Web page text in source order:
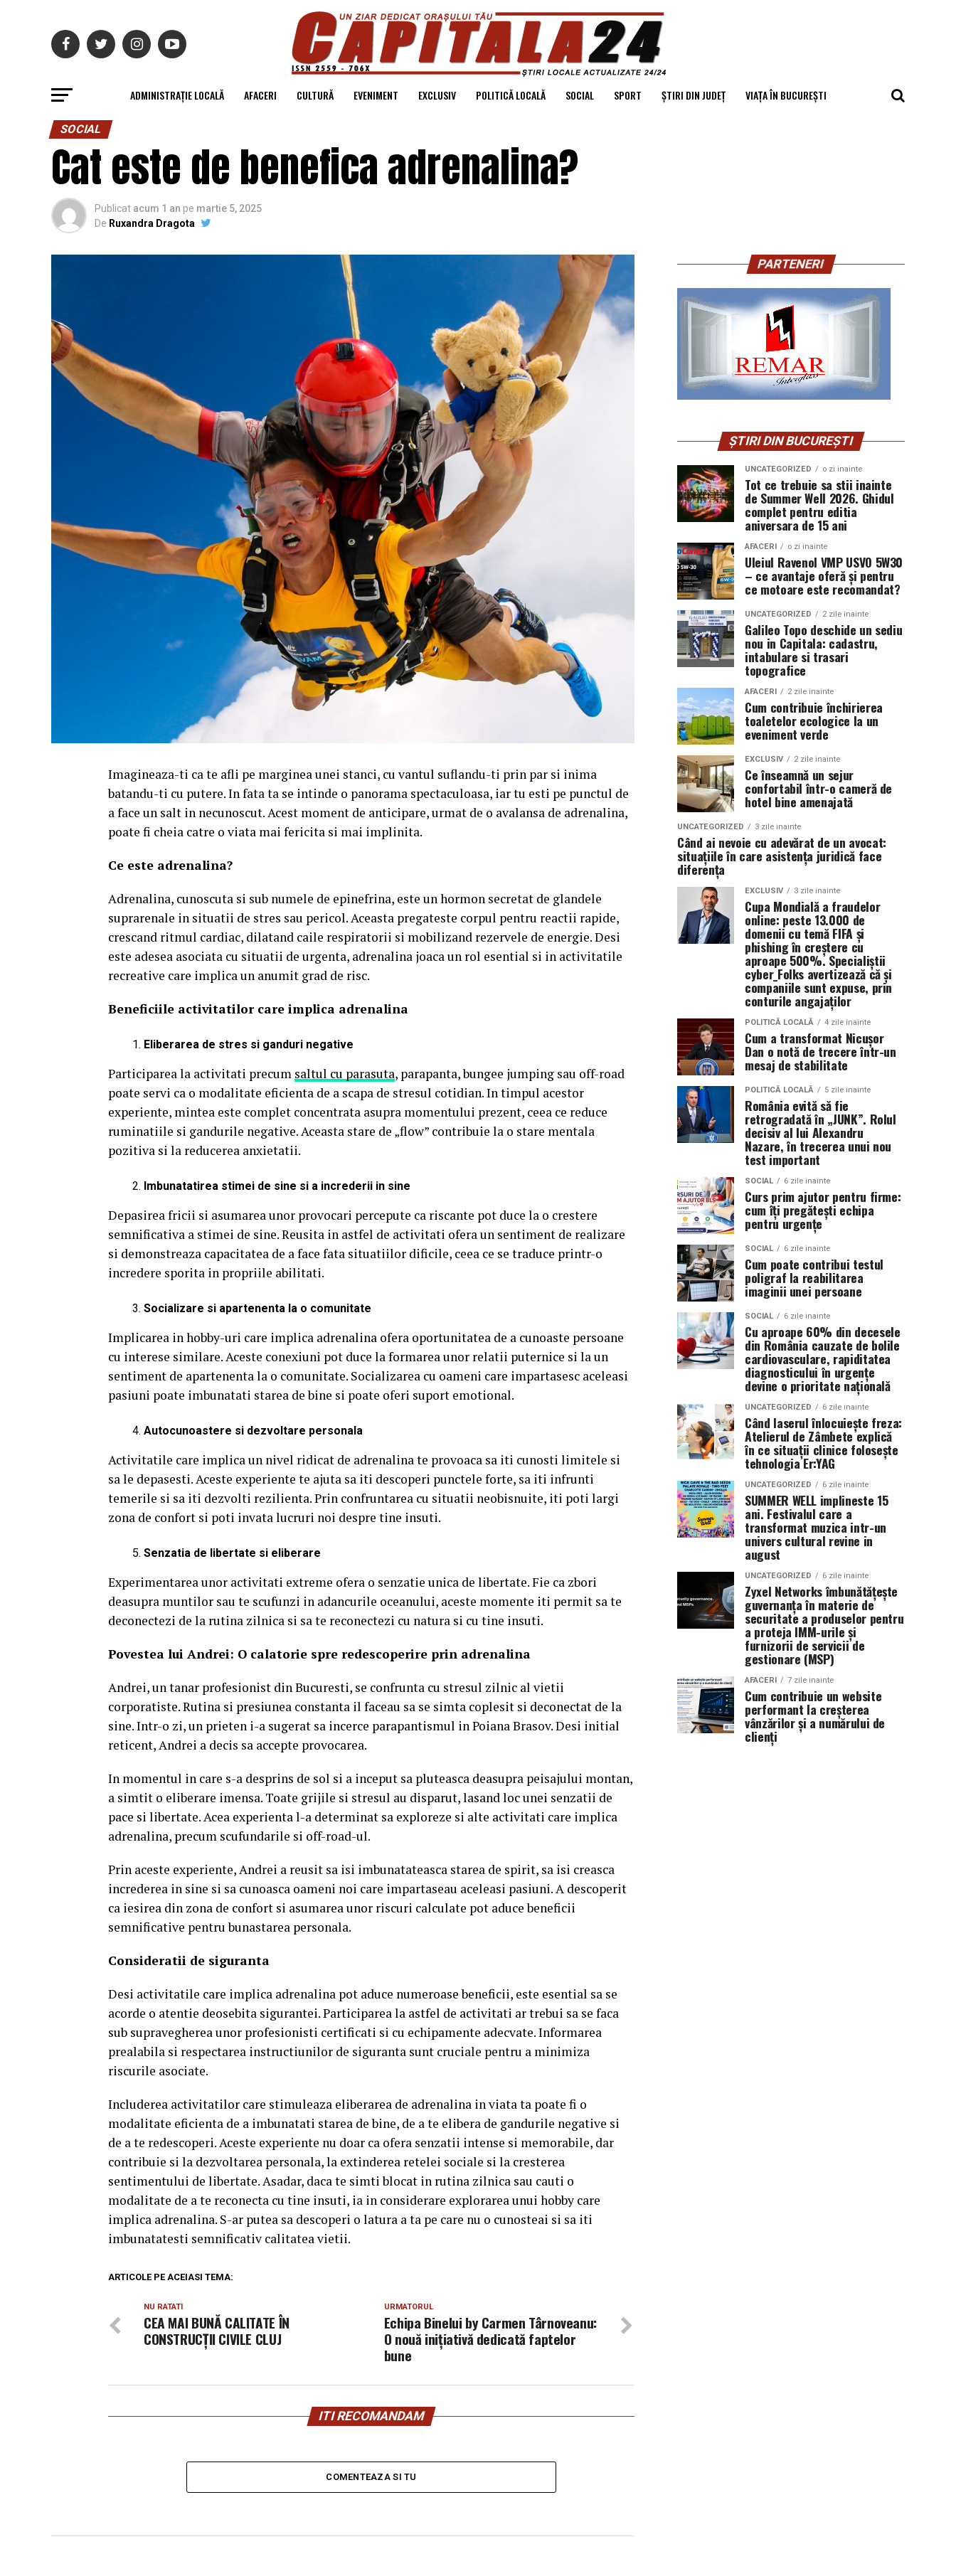
ADMINISTRAȚIE LOCALĂ AFACERI CULTURĂ EVENIMENT EXCLUSIV POLITICĂ LOCALĂ SOCIAL SPORT ȘTIRI DIN JUDEȚ VIAȚA ÎN BUCUREȘTI
SOCIAL
Cat este de benefica adrenalina?
Publicat acum 1 an pe martie 5, 2025
De Ruxandra Dragota
Imagineaza-ti ca te afli pe marginea unei stanci, cu vantul suflandu-ti prin par si inima
batandu-ti cu putere. In fata ta se intinde o panorama spectaculoasa, iar tu esti pe punctul de
a face un salt in necunoscut.Acest moment de anticipare, urmat de o avalansa de adrenalina,
poate fi cheia catre o viata mai fericita si mai implinita.
Ce este adrenalina?
Adrenalina, cunoscuta si sub numele de epinefrina, este un hormon secretat de glandele
suprarenale in situatii de stres sau pericol.Aceasta pregateste corpul pentru reactii rapide,
crescand ritmul cardiac, dilatand caile respiratorii si mobilizand rezervele de energie.Desi
este adesea asociata cu situatii de urgenta, adrenalina joaca un rol esential si in activitatile
recreative care implica un anumit grad de risc.
Beneficiile activitatilor care implica adrenalina
Eliberarea de stres si ganduri negative
Participarea la activitati precum saltul cu parasuta, parapanta, bungee jumping sau off-road
poate servi ca o modalitate eficienta de a scapa de stresul cotidian.In timpul acestor
experiente, mintea este complet concentrata asupra momentului prezent, ceea ce reduce
ruminatiile si gandurile negative.Aceasta stare de „flow” contribuie la o stare mentala
pozitiva si la reducerea anxietatii.
Imbunatatirea stimei de sine si a increderii in sine
Depasirea fricii si asumarea unor provocari percepute ca riscante pot duce la o crestere
semnificativa a stimei de sine.Reusita in astfel de activitati ofera un sentiment de realizare
si demonstreaza capacitatea de a face fata situatiilor dificile, ceea ce se traduce printr-o
incredere sporita in propriile abilitati.
Socializare si apartenenta la o comunitate
Implicarea in hobby-uri care implica adrenalina ofera oportunitatea de a cunoaste persoane
cu interese similare.Aceste conexiuni pot duce la formarea unor relatii puternice si la un
sentiment de apartenenta la o comunitate. Socializarea cu oameni care impartasesc aceleasi
pasiuni poate imbunatati starea de bine si poate oferi suport emotional.
Autocunoastere si dezvoltare personala
Activitatile care implica un nivel ridicat de adrenalina te provoaca sa iti cunosti limitele si
sa le depasesti.Aceste experiente te ajuta sa iti descoperi punctele forte, sa iti infrunti
temerile si sa iti dezvolti rezilienta.Prin confruntarea cu situatii neobisnuite, iti poti largi
zona de confort si poti invata lucruri noi despre tine insuti.
Senzatia de libertate si eliberare
Experimentarea unor activitati extreme ofera o senzatie unica de libertate.Fie ca zbori
deasupra muntilor sau te scufunzi in adancurile oceanului, aceste momente iti permit sa te
deconectezi de la rutina zilnica si sa te reconectezi cu natura si cu tine insuti.
Povestea lui Andrei: O calatorie spre redescoperire prin adrenalina
Andrei, un tanar profesionist din Bucuresti, se confrunta cu stresul zilnic al vietii
corporatiste.Rutina si presiunea constanta il faceau sa se simta coplesit si deconectat de la
sine.Intr-o zi, un prieten i-a sugerat sa incerce parapantismul in Poiana Brasov. Desi initial
reticent, Andrei a decis sa accepte provocarea.​
In momentul in care s-a desprins de sol si a inceput sa pluteasca deasupra peisajului montan,
a simtit o eliberare imensa. Toate grijile si stresul au disparut, lasand loc unei senzatii de
pace si libertate.Acea experienta l-a determinat sa exploreze si alte activitati care implica
adrenalina, precum scufundarile si off-road-ul.
Prin aceste experiente, Andrei a reusit sa isi imbunatateasca starea de spirit, sa isi creasca
increderea in sine si sa cunoasca oameni noi care impartaseau aceleasi pasiuni.A descoperit
ca iesirea din zona de confort si asumarea unor riscuri calculate pot aduce beneficii
semnificative pentru bunastarea personala.
Consideratii de siguranta
Desi activitatile care implica adrenalina pot aduce numeroase beneficii, este esential sa se
acorde o atentie deosebita sigurantei.Participarea la astfel de activitati ar trebui sa se faca
sub supravegherea unor profesionisti certificati si cu echipamente adecvate.Informarea
prealabila si respectarea instructiunilor de siguranta sunt cruciale pentru a minimiza
riscurile asociate.
Includerea activitatilor care stimuleaza eliberarea de adrenalina in viata ta poate fi o
modalitate eficienta de a imbunatati starea de bine, de a te elibera de gandurile negative si
de a te redescoperi.Aceste experiente nu doar ca ofera senzatii intense si memorabile, dar
contribuie si la dezvoltarea personala, la extinderea retelei sociale si la cresterea
sentimentului de libertate.Asadar, daca te simti blocat in rutina zilnica sau cauti o
modalitate de a te reconecta cu tine insuti, ia in considerare explorarea unui hobby care
implica adrenalina. S-ar putea sa descoperi o latura a ta pe care nu o cunosteai si sa iti
imbunatatesti semnificativ calitatea vietii.
ARTICOLE PE ACEIASI TEMA:
URMATORUL
Echipa Binelui by Carmen Târnoveanu:
O nouă inițiativă dedicată faptelor
bune
NU RATATI
CEA MAI BUNĂ CALITATE ÎN
CONSTRUCȚII CIVILE CLUJ
ITI RECOMANDAM
COMENTEAZA SI TU
PARTENERI
ȘTIRI DIN BUCUREȘTI
UNCATEGORIZED o zi inainte
Tot ce trebuie sa stii inainte
de Summer Well 2026. Ghidul
complet pentru editia
aniversara de 15 ani
AFACERI o zi inainte
Uleiul Ravenol VMP USVO 5W30
– ce avantaje oferă și pentru
ce motoare este recomandat?
UNCATEGORIZED 2 zile inainte
Galileo Topo deschide un sediu
nou in Capitala: cadastru,
intabulare si trasari
topografice
AFACERI 2 zile inainte
Cum contribuie închirierea
toaletelor ecologice la un
eveniment verde
EXCLUSIV 2 zile inainte
Ce înseamnă un sejur
confortabil într-o cameră de
hotel bine amenajată
UNCATEGORIZED 3 zile inainte
Când ai nevoie cu adevărat de un avocat:
situațiile în care asistența juridică face
diferența
EXCLUSIV 3 zile inainte
Cupa Mondială a fraudelor
online: peste 13.000 de
domenii cu temă FIFA și
phishing în creștere cu
aproape 500%. Specialiștii
cyber_Folks avertizează că și
companiile sunt expuse, prin
conturile angajaților
POLITICĂ LOCALĂ 4 zile inainte
Cum a transformat Nicușor
Dan o notă de trecere într-un
mesaj de stabilitate
POLITICĂ LOCALĂ 5 zile inainte
România evită să fie
retrogradată în „JUNK”. Rolul
decisiv al lui Alexandru
Nazare, în trecerea unui nou
test important
SOCIAL 6 zile inainte
Curs prim ajutor pentru firme:
cum îți pregătești echipa
pentru urgențe
SOCIAL 6 zile inainte
Cum poate contribui testul
poligraf la reabilitarea
imaginii unei persoane
SOCIAL 6 zile inainte
Cu aproape 60% din decesele
din România cauzate de bolile
cardiovasculare, rapiditatea
diagnosticului în urgențe
devine o prioritate națională
UNCATEGORIZED 6 zile inainte
Când laserul înlocuiește freza:
Atelierul de Zâmbete explică
în ce situații clinice folosește
tehnologia Er:YAG
UNCATEGORIZED 6 zile inainte
SUMMER WELL implineste 15
ani. Festivalul care a
transformat muzica intr-un
univers cultural revine in
august
UNCATEGORIZED 6 zile inainte
Zyxel Networks îmbunătățește
guvernanța în materie de
securitate a produselor pentru
a proteja IMM-urile și
furnizorii de servicii de
gestionare (MSP)
AFACERI 7 zile inainte
Cum contribuie un website
performant la creșterea
vânzărilor și a numărului de
clienți